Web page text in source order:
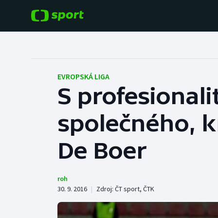
Hokej
Tenis
Atletika
Baseball a softbal
Basketbal
EVROPSKÁ LIGA
S
společného,
De Boer
roh
30. 9. 2016 | Zdroj: ČT sport, ČTK